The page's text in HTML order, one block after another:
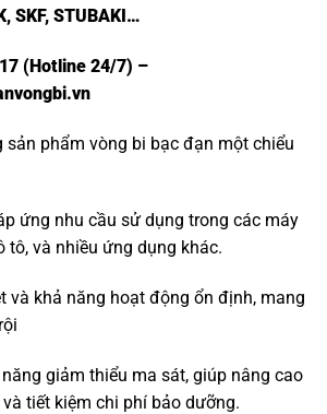
SKF, STUBAKI…
(Hotline 24/7) –
sản phẩm vòng bi bạc đạn một chiểu
ứng nhu cầu sử dụng trong các máy
tô, và nhiều ứng dụng khác.
và khả năng hoạt động ổn định, mang
giảm thiểu ma sát, giúp nâng cao
tiết kiệm chi phí bảo dưỡng.